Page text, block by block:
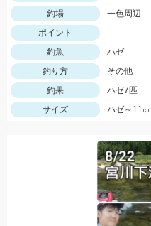
釣場
一色周辺
ポイント
釣魚
ハゼ
釣り方
その他
釣果
ハゼ7匹
サイズ
ハゼ～11㎝